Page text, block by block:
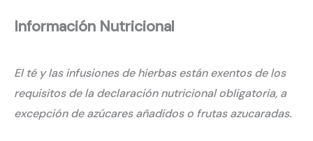
Información Nutricional
El té y las infusiones de hierbas están exentos de los
requisitos de la declaración nutricional obligatoria, a
excepción de azúcares añadidos o frutas azucaradas.